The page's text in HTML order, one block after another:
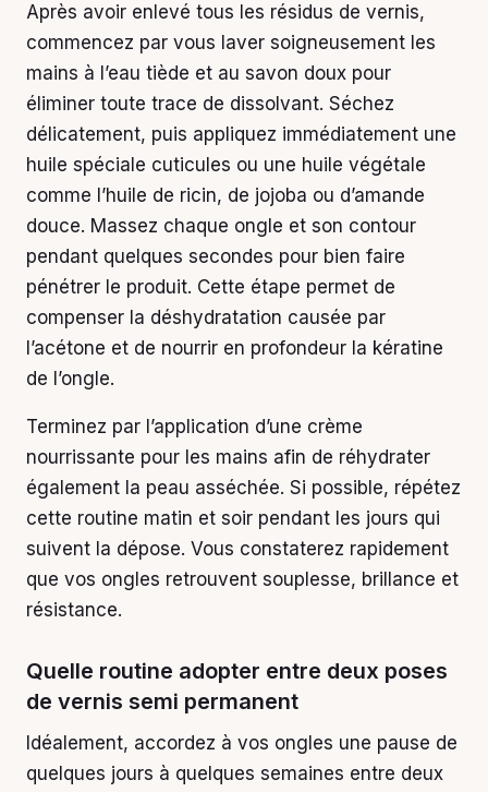
Après avoir enlevé tous les résidus de vernis,
commencez par vous laver soigneusement les
mains à l’eau tiède et au savon doux pour
éliminer toute trace de dissolvant. Séchez
délicatement, puis appliquez immédiatement une
huile spéciale cuticules ou une huile végétale
comme l’huile de ricin, de jojoba ou d’amande
douce. Massez chaque ongle et son contour
pendant quelques secondes pour bien faire
pénétrer le produit. Cette étape permet de
compenser la déshydratation causée par
l’acétone et de nourrir en profondeur la kératine
de l’ongle.
Terminez par l’application d’une crème
nourrissante pour les mains afin de réhydrater
également la peau asséchée. Si possible, répétez
cette routine matin et soir pendant les jours qui
suivent la dépose. Vous constaterez rapidement
que vos ongles retrouvent souplesse, brillance et
résistance.
Quelle routine adopter entre deux poses
de vernis semi permanent
Idéalement, accordez à vos ongles une pause de
quelques jours à quelques semaines entre deux